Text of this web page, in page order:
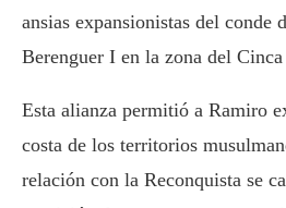
ansias expansionistas del conde
Berenguer I en la zona del
Esta alianza permitió a Ramiro
costa de los territorios
relación con la Reconquista se